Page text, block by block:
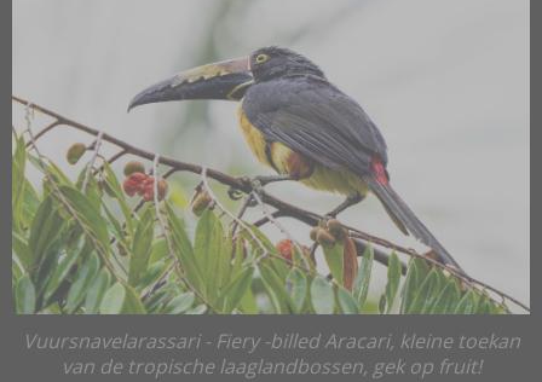
Vuursnavelarassari - Fiery -billed Aracari, kleine toekan
van de tropische laaglandbossen, gek op fruit!